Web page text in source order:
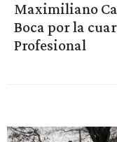
Maximiliano
Boca por la
Profesional